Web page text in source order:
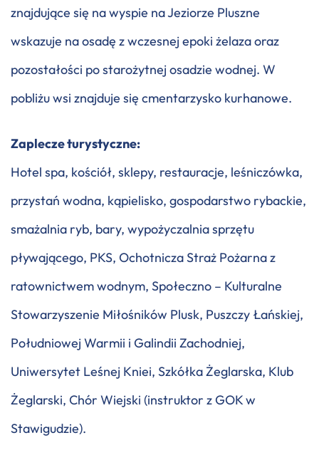
znajdujące się na wyspie na Jeziorze Pluszne
wskazuje na osadę z wczesnej epoki żelaza oraz
pozostałości po starożytnej osadzie wodnej. W
pobliżu wsi znajduje się cmentarzysko kurhanowe.
Zaplecze turystyczne:
Hotel spa, kościół, sklepy, restauracje, leśniczówka,
przystań wodna, kąpielisko, gospodarstwo rybackie,
smażalnia ryb, bary, wypożyczalnia sprzętu
pływającego, PKS, Ochotnicza Straż Pożarna z
ratownictwem wodnym, Społeczno – Kulturalne
Stowarzyszenie Miłośników Plusk, Puszczy Łańskiej,
Południowej Warmii i Galindii Zachodniej,
Uniwersytet Leśnej Kniei, Szkółka Żeglarska, Klub
Żeglarski, Chór Wiejski (instruktor z GOK w
Stawigudzie).